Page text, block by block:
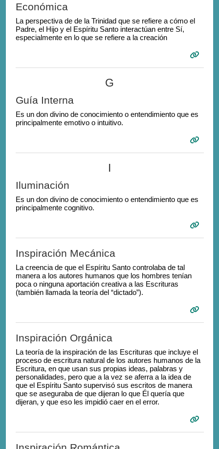
Económica
La perspectiva de de la Trinidad que se refiere a cómo el
Padre, el Hijo y el Espíritu Santo interactúan entre Sí,
especialmente en lo que se refiere a la creación
G
Guía Interna
Es un don divino de conocimiento o entendimiento que es
principalmente emotivo o intuitivo.
I
Iluminación
Es un don divino de conocimiento o entendimiento que es
principalmente cognitivo.
Inspiración Mecánica
La creencia de que el Espíritu Santo controlaba de tal
manera a los autores humanos que los hombres tenían
poca o ninguna aportación creativa a las Escrituras
(también llamada la teoría del “dictado”).
Inspiración Orgánica
La teoría de la inspiración de las Escrituras que incluye el
proceso de escritura natural de los autores humanos de la
Escritura, en que usan sus propias ideas, palabras y
personalidades, pero que a la vez se aferra a la idea de
que el Espíritu Santo supervisó sus escritos de manera
que se aseguraba de que dijeran lo que Él quería que
dijeran, y que eso les impidió caer en el error.